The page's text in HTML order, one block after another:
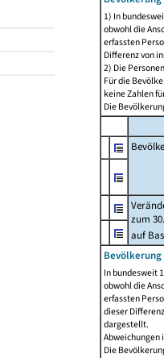
1) In
obwohl die
erfassten
Differenz von
2) Die
Für die
keine Zahlen
Die
zum
auf
Bevölkerung
In bundesweit
obwohl die
erfassten
dieser
dargestellt.
Abweichungen
Die